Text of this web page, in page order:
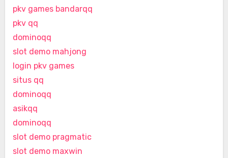
pkv games bandarqq
pkv qq
dominoqq
slot demo mahjong
login pkv games
situs qq
dominoqq
asikqq
dominoqq
slot demo pragmatic
slot demo maxwin